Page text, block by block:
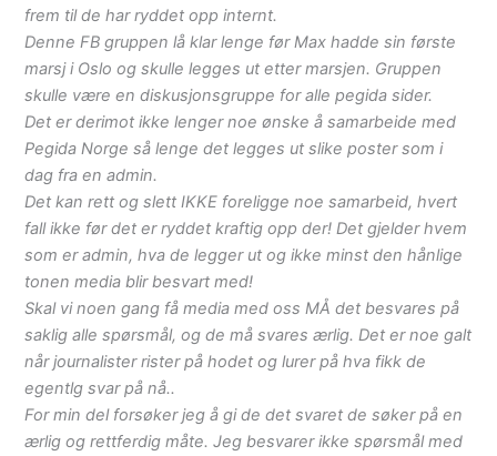
frem til de har ryddet opp internt.
Denne FB gruppen lå klar lenge før Max hadde sin første
marsj i Oslo og skulle legges ut etter marsjen. Gruppen
skulle være en diskusjonsgruppe for alle pegida sider.
Det er derimot ikke lenger noe ønske å samarbeide med
Pegida Norge så lenge det legges ut slike poster som i
dag fra en admin.
Det kan rett og slett IKKE foreligge noe samarbeid, hvert
fall ikke før det er ryddet kraftig opp der! Det gjelder hvem
som er admin, hva de legger ut og ikke minst den hånlige
tonen media blir besvart med!
Skal vi noen gang få media med oss MÅ det besvares på
saklig alle spørsmål, og de må svares ærlig. Det er noe galt
når journalister rister på hodet og lurer på hva fikk de
egentlg svar på nå..
For min del forsøker jeg å gi de det svaret de søker på en
ærlig og rettferdig måte. Jeg besvarer ikke spørsmål med